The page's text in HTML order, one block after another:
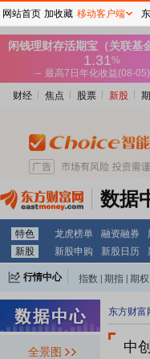
财经 焦点 股票 新股
数据
特色 龙虎榜单 融资融券
新股
新股申购 新股日历
行情中心 指数 期指 期权
全景图
东方财富
中
网站首页 加收藏 移动客户端